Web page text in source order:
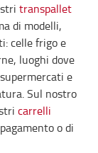
transpallet
di modelli,
celle frigo e
luoghi dove
e
Sul nostro
carrelli
o di